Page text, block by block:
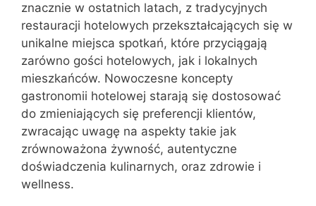
znacznie w ostatnich latach, z tradycyjnych
restauracji hotelowych przekształcających się w
unikalne miejsca spotkań, które przyciągają
zarówno gości hotelowych, jak i lokalnych
mieszkańców. Nowoczesne koncepty
gastronomii hotelowej starają się dostosować
do zmieniających się preferencji klientów,
zwracając uwagę na aspekty takie jak
zrównoważona żywność, autentyczne
doświadczenia kulinarnych, oraz zdrowie i
wellness.